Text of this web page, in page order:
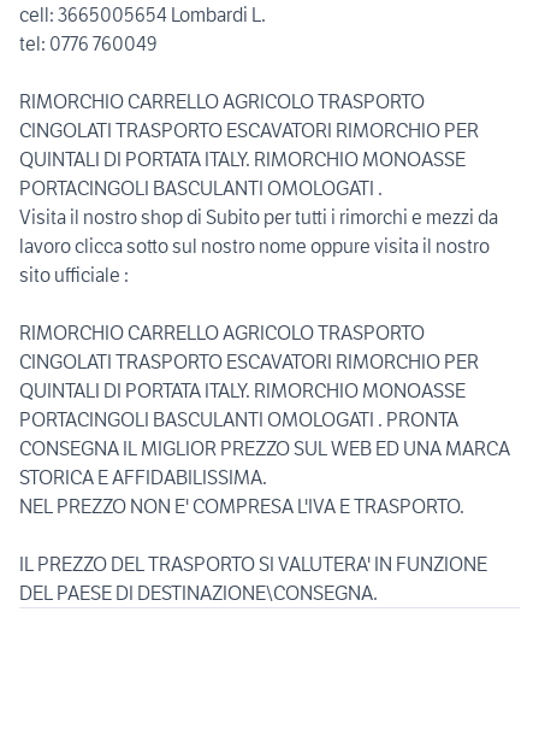
cell: 3665005654 Lombardi L.
tel: 0776 760049
RIMORCHIO CARRELLO AGRICOLO TRASPORTO
CINGOLATI TRASPORTO ESCAVATORI RIMORCHIO PER
QUINTALI DI PORTATA ITALY. RIMORCHIO MONOASSE
PORTACINGOLI BASCULANTI OMOLOGATI .
Visita il nostro shop di Subito per tutti i rimorchi e mezzi da
lavoro clicca sotto sul nostro nome oppure visita il nostro
sito ufficiale :
RIMORCHIO CARRELLO AGRICOLO TRASPORTO
CINGOLATI TRASPORTO ESCAVATORI RIMORCHIO PER
QUINTALI DI PORTATA ITALY. RIMORCHIO MONOASSE
PORTACINGOLI BASCULANTI OMOLOGATI . PRONTA
CONSEGNA IL MIGLIOR PREZZO SUL WEB ED UNA MARCA
STORICA E AFFIDABILISSIMA.
NEL PREZZO NON E' COMPRESA L'IVA E TRASPORTO.
IL PREZZO DEL TRASPORTO SI VALUTERA' IN FUNZIONE
DEL PAESE DI DESTINAZIONE\CONSEGNA.